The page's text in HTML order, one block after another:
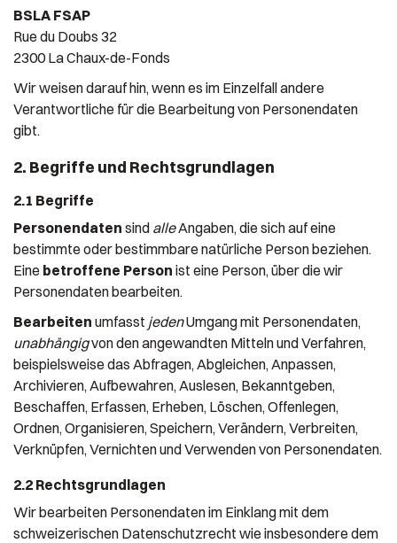
BSLA FSAP
Rue du Doubs 32
2300 La Chaux-de-Fonds
Wir weisen darauf hin, wenn es im Einzelfall andere
Verantwortliche für die Bearbeitung von Personendaten
gibt.
2. Begriffe und Rechtsgrundlagen
2.1 Begriffe
Personendaten sind alleAngaben, die sich auf eine
bestimmte oder bestimmbare natürliche Person beziehen.
Eine betroffene Person ist eine Person, über die wir
Personendaten bearbeiten.
Bearbeiten umfasst jedenUmgang mit Personendaten,
unabhängigvon den angewandten Mitteln und Verfahren,
beispielsweise das Abfragen, Abgleichen, Anpassen,
Archivieren, Aufbewahren, Auslesen, Bekanntgeben,
Beschaffen, Erfassen, Erheben, Löschen, Offenlegen,
Ordnen, Organisieren, Speichern, Verändern, Verbreiten,
Verknüpfen, Vernichten und Verwenden von Personendaten.
2.2 Rechtsgrundlagen
Wir bearbeiten Personendaten im Einklang mit dem
schweizerischen Datenschutzrecht wie insbesondere dem